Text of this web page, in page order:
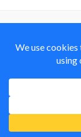
con Licenza
Alike 4.0
© 2012-2018 Mauro
Realizzato con il
da